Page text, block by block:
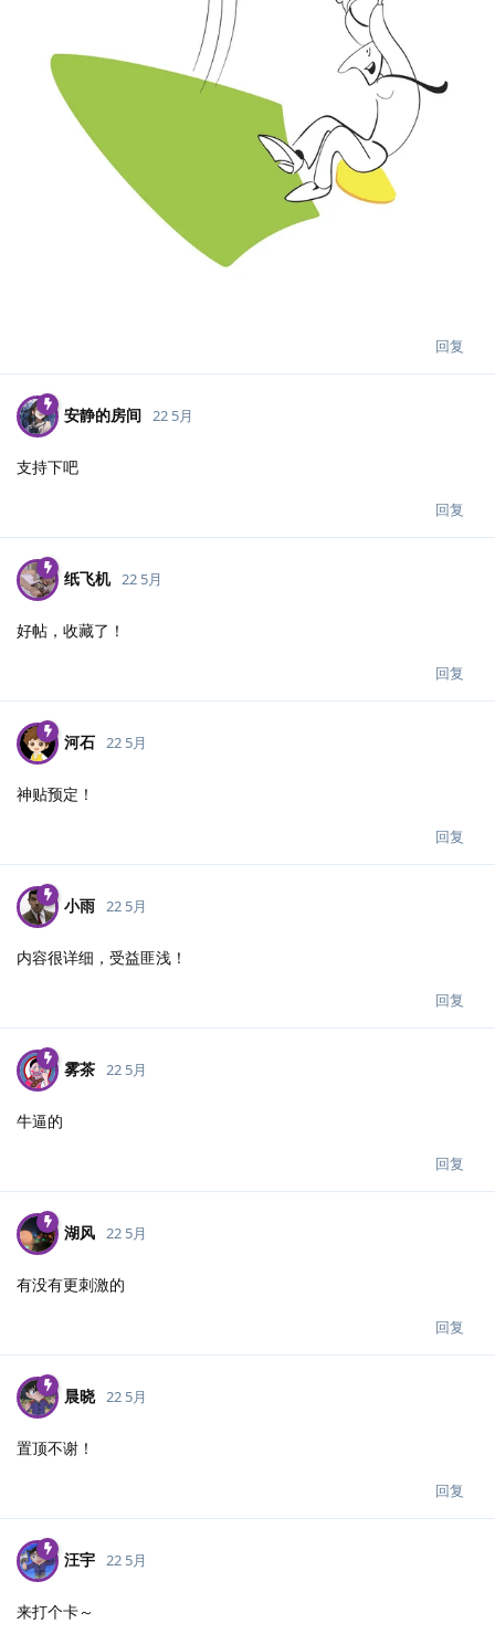
回复
安静的房间 22 5月
支持下吧
回复
纸飞机 22 5月
好帖，收藏了！
回复
河石 22 5月
神贴预定！
回复
小雨 22 5月
内容很详细，受益匪浅！
回复
雾茶 22 5月
牛逼的
回复
湖风 22 5月
有没有更刺激的
回复
晨晓 22 5月
置顶不谢！
回复
汪宇 22 5月
来打个卡～